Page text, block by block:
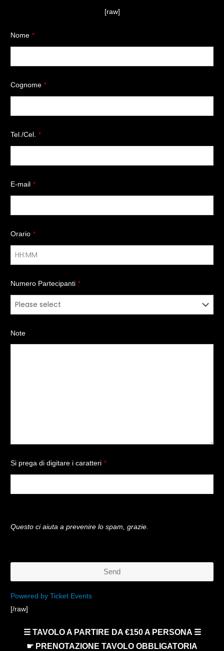
[raw]
Nome *
Cognome *
Tel./Cel. *
E-mail *
Orario *
Numero Partecipanti *
Note
Si prega di digitare i caratteri *
Questo ci aiuta a prevenire lo spam, grazie.
Send
This
field
Powered by Ticket Events
[/raw]
☰ TAVOLO A PARTIRE DA €150 A PERSONA ☰
☛ PRENOTAZIONE TAVOLO OBBLIGATORIA